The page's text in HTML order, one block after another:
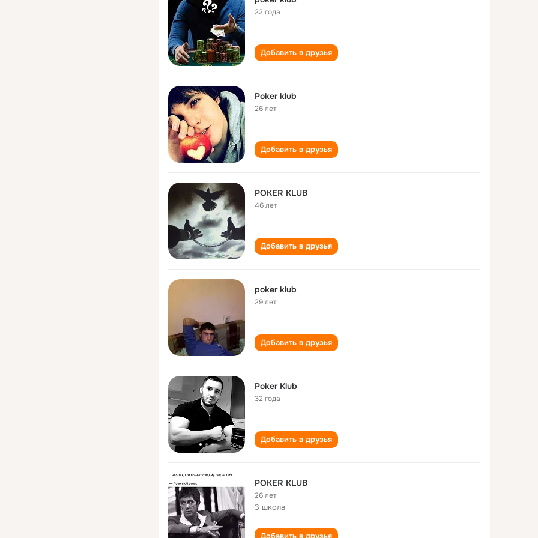
22 года
Добавить в друзья
Poker klub
26 лет
Добавить в друзья
POKER KLUB
46 лет
Добавить в друзья
poker klub
29 лет
Добавить в друзья
Poker Klub
32 года
Добавить в друзья
POKER KLUB
26 лет
3 школа
Добавить в друзья